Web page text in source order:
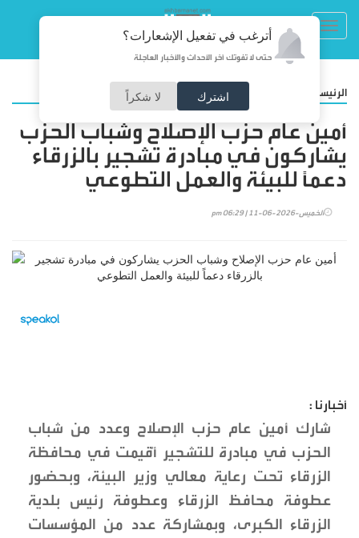
أترغب في تفعيل الإشعارات؟
حتى لا تفوتك آخر الأحداث والأخبار العاجلة
اشترك لا شكراً الرئيسية
أمين عام حزب الإصلاح وشباب الحزب
يشاركون في مبادرة تشجير بالزرقاء
دعماً للبيئة والعمل التطوعي
الخميس-2026-06-11 | 06:29 pm
أخبارنا :
شارك أمين عام حزب الإصلاح وعدد من شباب
الحزب في مبادرة للتشجير أُقيمت في محافظة
الزرقاء تحت رعاية معالي وزير البيئة، وبحضور
عطوفة محافظ الزرقاء وعطوفة رئيس بلدية
الزرقاء الكبرى، وبمشاركة عدد من المؤسسات